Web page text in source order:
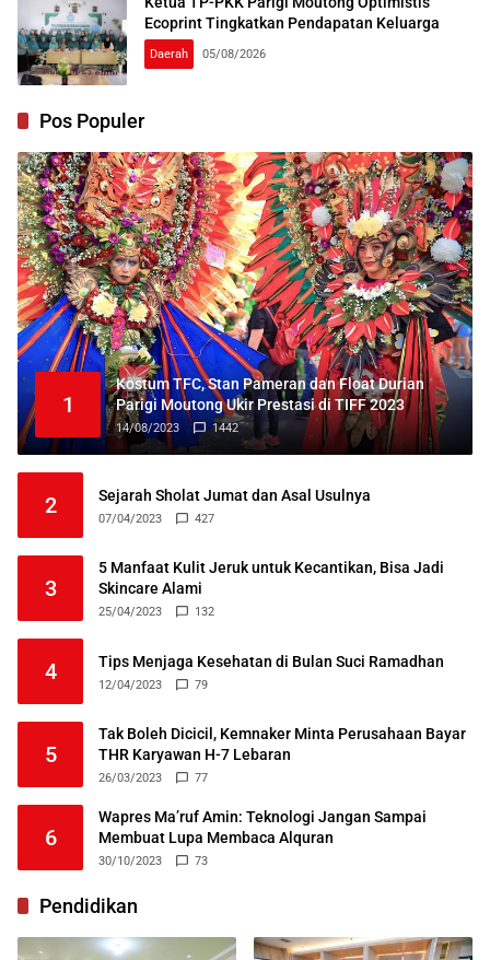
Ecoprint Tingkatkan Pendapatan Keluarga
Daerah 05/08/2026
Pos Populer
1
Kostum TFC, Stan Pameran dan Float Durian
Parigi Moutong Ukir Prestasi di TIFF 2023
14/08/2023 1442
2 Sejarah Sholat Jumat dan Asal Usulnya
07/04/2023 427
3
5 Manfaat Kulit Jeruk untuk Kecantikan, Bisa Jadi
Skincare Alami
25/04/2023 132
4 Tips Menjaga Kesehatan di Bulan Suci Ramadhan
12/04/2023 79
5
Tak Boleh Dicicil, Kemnaker Minta Perusahaan Bayar
THR Karyawan H-7 Lebaran
26/03/2023 77
6
Wapres Ma’ruf Amin: Teknologi Jangan Sampai
Membuat Lupa Membaca Alquran
30/10/2023 73
Pendidikan